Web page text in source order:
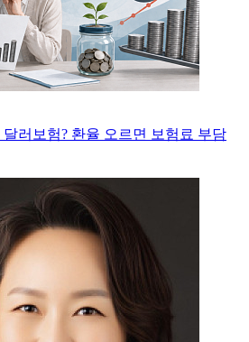
달러보험? 환율 오르면 보험료 부담